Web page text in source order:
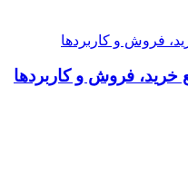
خرید، فروش و کاربردها